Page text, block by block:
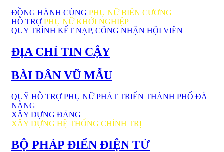
ĐỒNG HÀNH CÙNG PHỤ NỮ BIÊN CƯƠNG
HỖ TRỢ PHỤ NỮ KHỞI NGHIỆP
QUY TRÌNH KẾT NẠP, CÔNG NHẬN HỘI VIÊN
ĐỊA CHỈ TIN CẬY
BÀI DÂN VŨ MẪU
QUỸ HỖ TRỢ PHỤ NỮ PHÁT TRIỂN THÀNH PHỐ ĐÀ
NẴNG
XÂY DỰNG ĐẢNG
XÂY DỰNG HỆ THỐNG CHÍNH TRỊ
BỘ PHÁP ĐIỂN ĐIỆN TỬ